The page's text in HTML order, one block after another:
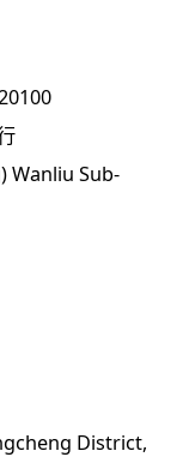
Wanliu Sub-
District,